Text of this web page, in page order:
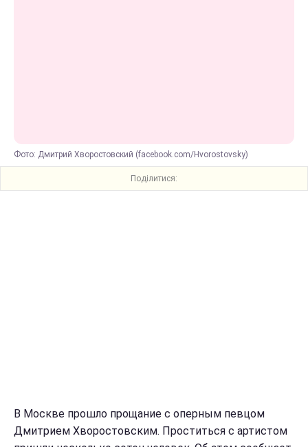
Фото: Дмитрий Хворостовский (facebook.com/Hvorostovsky)
Поділитися:
В Москве прошло прощание с оперным певцом
Дмитрием Хворостовским. Проститься с артистом